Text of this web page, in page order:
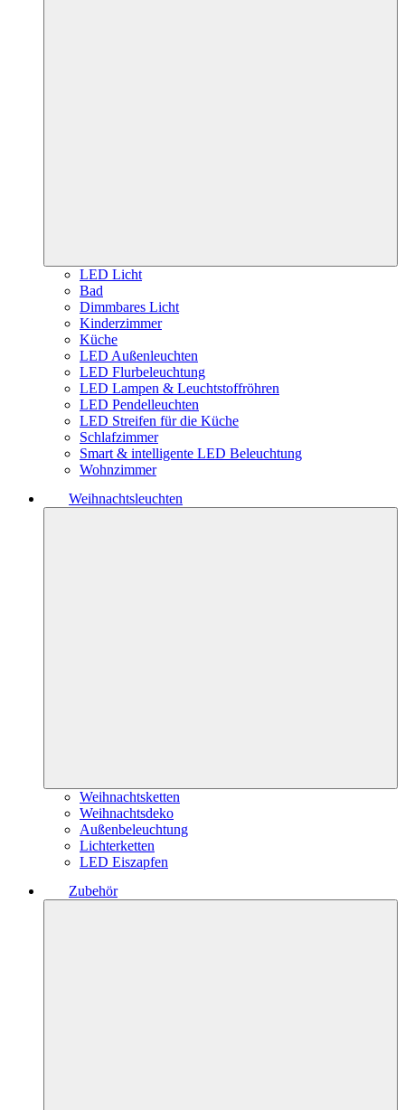
LED Licht
Bad
Dimmbares Licht
Kinderzimmer
Küche
LED Außenleuchten
LED Flurbeleuchtung
LED Lampen & Leuchtstoffröhren
LED Pendelleuchten
LED Streifen für die Küche
Schlafzimmer
Smart & intelligente LED Beleuchtung
Wohnzimmer
Weihnachtsleuchten
Weihnachtsketten
Weihnachtsdeko
Außenbeleuchtung
Lichterketten
LED Eiszapfen
Zubehör